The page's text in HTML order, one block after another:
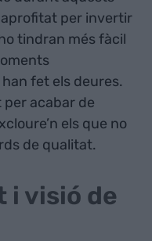
per invertir
tindran més fàcil
fet els deures.
acabar de
els que no
de qualitat.
i visió de